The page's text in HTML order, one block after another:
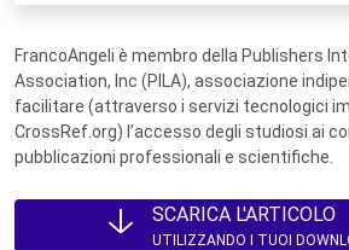
FrancoAngeli è membro della Publishers
Association, Inc (PILA), associazione
facilitare (attraverso i servizi tecnologici
CrossRef.org) l’accesso degli studiosi ai
pubblicazioni professionali e scientifiche.
SCARICA L'ARTICOLO
UTILIZZANDO I TUOI